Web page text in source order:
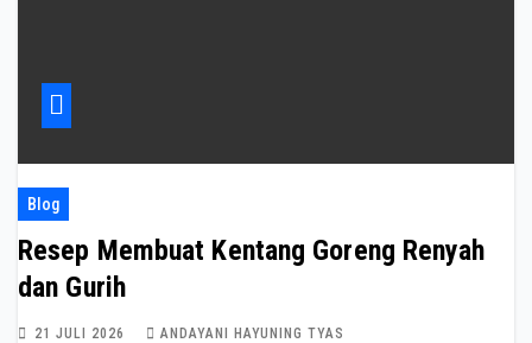
Blog
Resep Membuat Kentang Goreng Renyah
dan Gurih
21 JULI 2026 ANDAYANI HAYUNING TYAS